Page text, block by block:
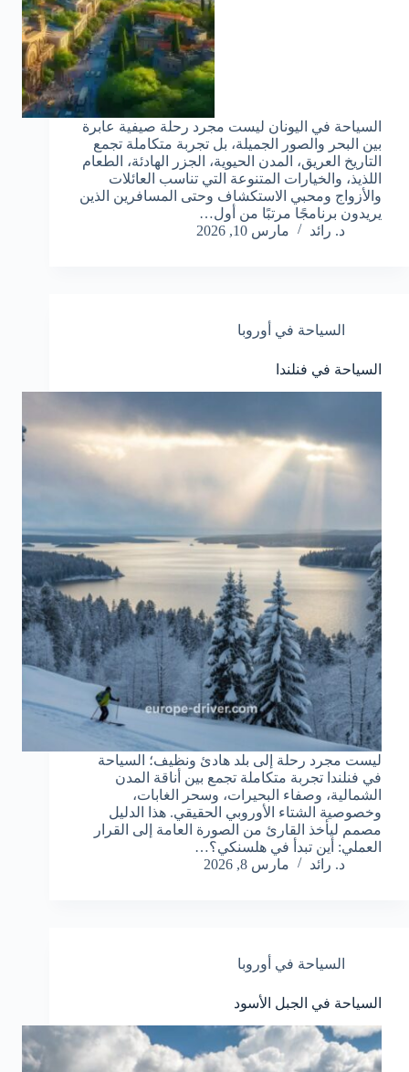
السياحة في اليونان ليست مجرد رحلة صيفية عابرة
بين البحر والصور الجميلة، بل تجربة متكاملة تجمع
التاريخ العريق، المدن الحيوية، الجزر الهادئة، الطعام
اللذيذ، والخيارات المتنوعة التي تناسب العائلات
والأزواج ومحبي الاستكشاف وحتى المسافرين الذين
يريدون برنامجًا مرتبًا من أول…
د. رائد
مارس 10, 2026
السياحة في أوروبا
السياحة في فنلندا
ليست مجرد رحلة إلى بلد هادئ ونظيف؛ السياحة
في فنلندا تجربة متكاملة تجمع بين أناقة المدن
الشمالية، وصفاء البحيرات، وسحر الغابات،
وخصوصية الشتاء الأوروبي الحقيقي. هذا الدليل
مصمم ليأخذ القارئ من الصورة العامة إلى القرار
العملي: أين تبدأ في هلسنكي؟…
د. رائد
مارس 8, 2026
السياحة في أوروبا
السياحة في الجبل الأسود